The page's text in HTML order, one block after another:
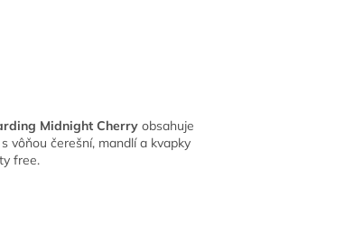
Midnight Cherry obsahuje
vôňou čerešní, mandlí a kvapky
free.